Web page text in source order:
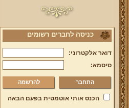
כניסה לחברים רשומים
דואר אלקטרוני:
סיסמא:
להרשמה
הכנס אותי אוטמטית בפעם הבאה